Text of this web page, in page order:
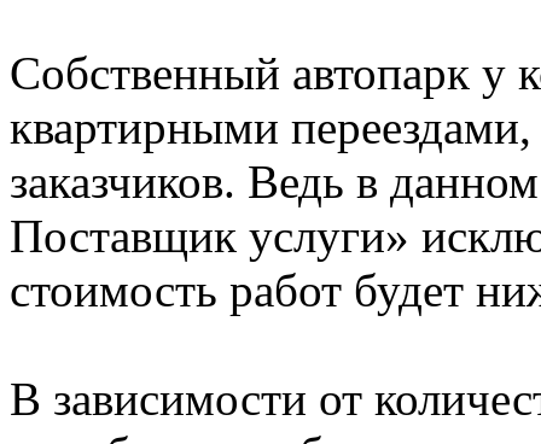
Собственный автопарк у
квартирными
заказчиков. Ведь в
Поставщик услуги»
стоимость работ будет
В зависимости от